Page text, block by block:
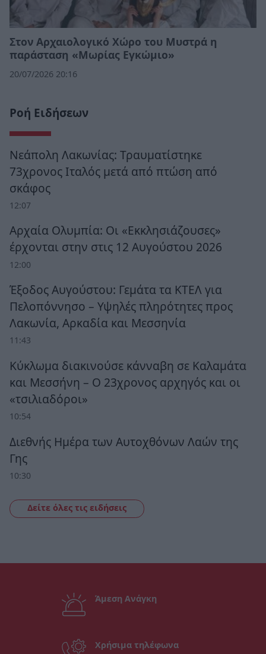
Στον Αρχαιολογικό Χώρο του Μυστρά η
παράσταση «Μωρίας Εγκώμιο»
20/07/2026 20:16
Ροή Ειδήσεων
Νεάπολη Λακωνίας: Τραυματίστηκε
73χρονος Ιταλός μετά από πτώση από
σκάφος
12:07
Αρχαία Ολυμπία: Οι «Εκκλησιάζουσες»
έρχονται στην στις 12 Αυγούστου 2026
12:00
Έξοδος Αυγούστου: Γεμάτα τα ΚΤΕΛ για
Πελοπόννησο – Υψηλές πληρότητες προς
Λακωνία, Αρκαδία και Μεσσηνία
11:43
Κύκλωμα διακινούσε κάνναβη σε Καλαμάτα
και Μεσσήνη – Ο 23χρονος αρχηγός και οι
«τσιλιαδόροι»
10:54
Διεθνής Ημέρα των Αυτοχθόνων Λαών της
Γης
10:30
Δείτε όλες τις ειδήσεις
Άμεση Ανάγκη
Χρήσιμα τηλέφωνα